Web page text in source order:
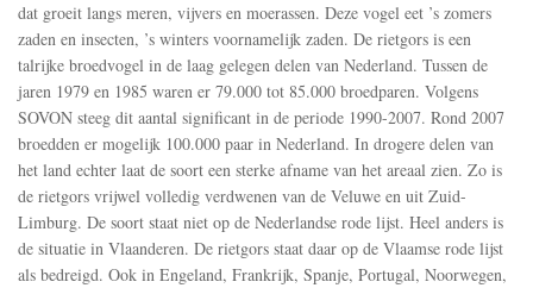
gaat
in
grote
delen
van
West-
en
Noord-
achteruit
dat groeit langs meren, vijvers en moerassen. Deze vogel eet ’s zomers
zaden en insecten, ’s winters voornamelijk zaden. De rietgors is een
talrijke broedvogel in de laag gelegen delen van Nederland. Tussen de
jaren 1979 en 1985 waren er 79.000 tot 85.000 broedparen. Volgens
SOVON steeg dit aantal significant in de periode 1990-2007. Rond 2007
broedden er mogelijk 100.000 paar in Nederland. In drogere delen van
het land echter laat de soort een sterke afname van het areaal zien. Zo is
de rietgors vrijwel volledig verdwenen van de Veluwe en uit Zuid-
Limburg. De soort staat niet op de Nederlandse rode lijst. Heel anders is
de situatie in Vlaanderen. De rietgors staat daar op de Vlaamse rode lijst
als bedreigd. Ook in Engeland, Frankrijk, Spanje, Portugal, Noorwegen,